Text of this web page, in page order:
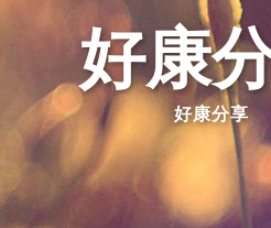
好康
好康分享